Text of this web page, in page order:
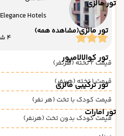
تور مالزی
تور مالزی(مشاهده همه)
تور کوالالامپور
تور ترکیبی مالزی
تور امارات
Elegance Hotels
4 شب
قیمت 2 تخته (هرنفر)
قیمت 1 تخته (هرنفر)
قیمت کودک با تخت (هر نفر)
قیمت کودک بدون تخت (هرنفر)